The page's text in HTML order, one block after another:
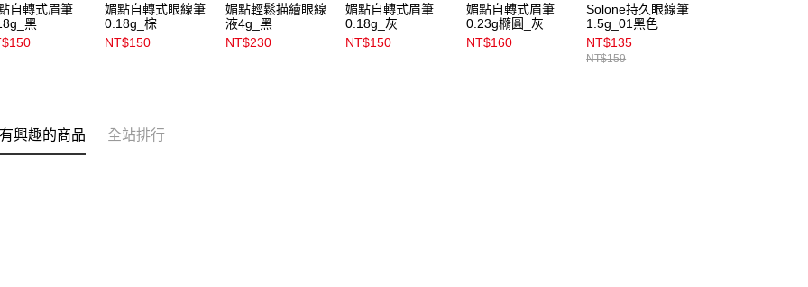
自轉式眉筆
黑
媚點自轉式眼線筆
0.18g_棕
NT$150
媚點輕鬆描繪眼線
液4g_黑
NT$230
媚點自轉式眉筆
0.18g_灰
NT$150
媚點自轉式眉筆
0.23g橢圓_灰
NT$160
Solone持久眼線筆
1.5g_01黑色
NT$135
NT$159
興趣的商品 全站排行